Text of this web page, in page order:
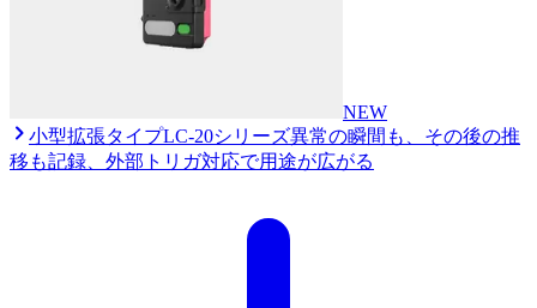
NEW
小型拡張タイプLC-20シリーズ異常の瞬間も、その後の推
移も記録、外部トリガ対応で用途が広がる